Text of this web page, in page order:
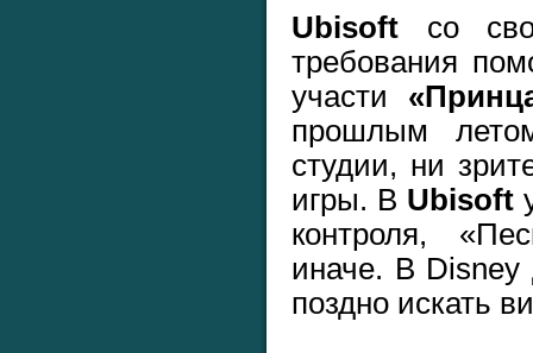
Ubisoft со
требования
участи
прошлым
студии, ни
игры. В Ubisoft
контроля,
иначе. В Disney
поздно искать